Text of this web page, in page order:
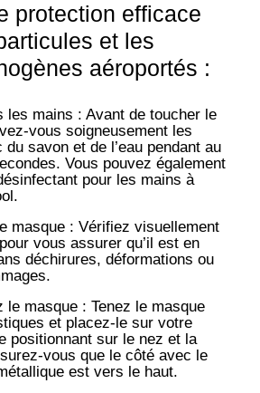
protection efficace
et les
aéroportés :
les mains : Avant de toucher le
vous soigneusement les
du savon et de l’eau pendant au
Vous pouvez également
pour les mains à
masque : Vérifiez visuellement
vous assurer qu’il est en
déchirures, déformations ou
le masque : Tenez le masque
et placez-le sur votre
positionnant sur le nez et la
vous que le côté avec le
est vers le haut.